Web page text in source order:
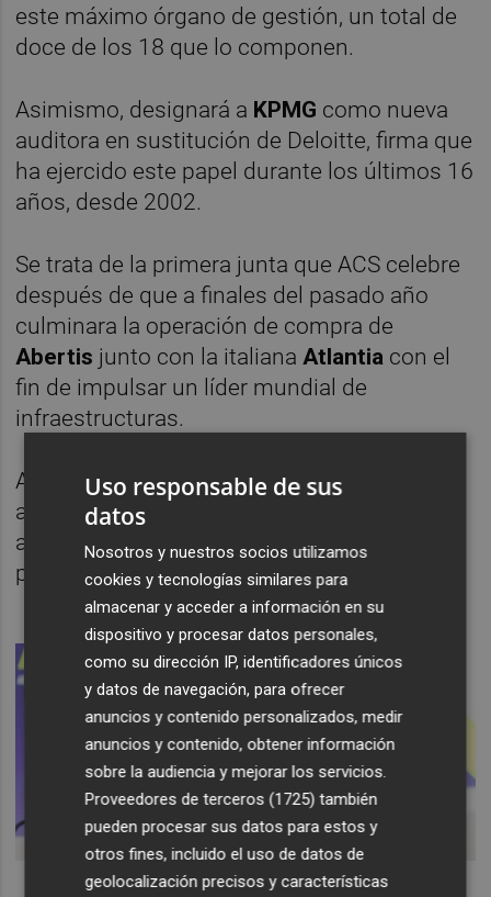
este máximo órgano de gestión, un total de
doce de los 18 que lo componen.
Asimismo, designará a KPMG como nueva
auditora en sustitución de Deloitte, firma que
ha ejercido este papel durante los últimos 16
años, desde 2002.
Se trata de la primera junta que ACS celebre
después de que a finales del pasado año
culminara la operación de compra de
Abertis junto con la italianaAtlantia con el
fin de impulsar un líder mundial de
infraestructuras.
Además, la cúpula del grupo se presentará
ante sus socios días después del reciente
anuncio de su nueva estrategia y apuesta
por las energías renovables.
Uso responsable de sus
datos
Nosotros y nuestros socios utilizamos
cookies y tecnologías similares para
almacenar y acceder a información en su
dispositivo y procesar datos personales,
como su dirección IP, identificadores únicos
y datos de navegación, para ofrecer
anuncios y contenido personalizados, medir
anuncios y contenido, obtener información
sobre la audiencia y mejorar los servicios.
Proveedores de terceros (1725) también
pueden procesar sus datos para estos y
otros fines, incluido el uso de datos de
geolocalización precisos y características